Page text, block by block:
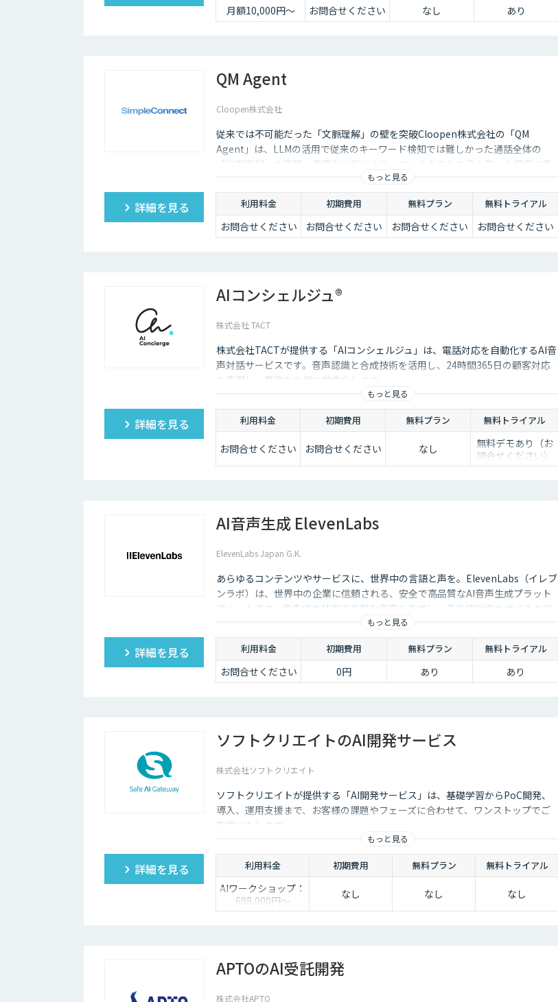
月額10,000円～ お問合せください なし あり
QM Agent
Cloopen株式会社
従来では不可能だった「文脈理解」の壁を突破Cloopen株式会社の「QM
Agent」は、LLMの活用で従来のキーワード検知では難しかった通話全体の
「文脈理解」を実現。高度な分析により、コンテキストを汲み取った精度の高
もっと見る
詳細を見る 利用料金 初期費用 無料プラン 無料トライアル
お問合せください お問合せください お問合せください お問合せください
AIコンシェルジュ®
株式会社 TACT
株式会社TACTが提供する「AIコンシェルジュ」は、電話対応を自動化するAI音
声対話サービスです。音声認識と合成技術を活用し、24時間365日の顧客対応
を実現し、業務を大幅に効率化します。
もっと見る
詳細を見る 利用料金 初期費用 無料プラン 無料トライアル
お問合せください お問合せください なし
無料デモあり（お
問合せください）
AI音声生成 ElevenLabs
ElevenLabs Japan G.K.
あらゆるコンテンツやサービスに、世界中の言語と声を。ElevenLabs（イレブ
ンラボ）は、世界中の企業に信頼される、安全で高品質なAI音声生成プラット
フォームです。最先端の技術で自然な音声を生成し、多言語対応やボイスクロ
ーニング機能も、悪用を防ぐ倫理的ガードレールの中で提供します。
もっと見る
詳細を見る 利用料金 初期費用 無料プラン 無料トライアル
お問合せください 0円 あり あり
ソフトクリエイトのAI開発サービス
株式会社ソフトクリエイト
ソフトクリエイトが提供する「AI開発サービス」は、基礎学習からPoC開発、
導入、運用支援まで、お客様の課題やフェーズに合わせて、ワンストップでご
支援いたします。
もっと見る
詳細を見る 利用料金 初期費用 無料プラン 無料トライアル
AIワークショップ：
698,000円〜
PoC開発：
なし なし なし
APTOのAI受託開発
株式会社APTO